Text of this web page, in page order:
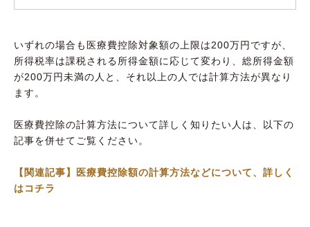
いずれの場合も医療費控除対象額の上限は200万円ですが、
所得税率は課税される所得金額に応じて変わり、総所得金額
が200万円未満の人と、それ以上の人では計算方法が異なり
ます。
医療費控除の計算方法について詳しく知りたい人は、以下の
記事を併せてご覧ください。
【関連記事】医療費控除額の計算方法などについて、詳しく
はコチラ